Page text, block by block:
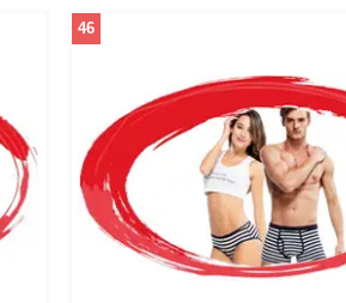
46